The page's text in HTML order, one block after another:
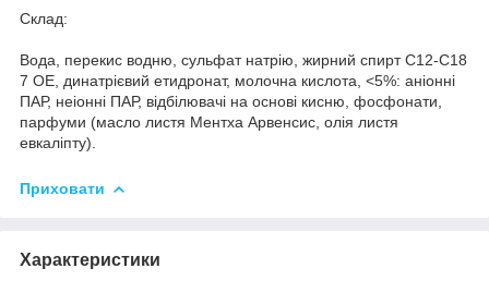
Склад:
Вода, перекис водню, сульфат натрію, жирний спирт C12-C18
7 OE, динатрієвий етидронат, молочна кислота, <5%: аніонні
ПАР, неіонні ПАР, відбілювачі на основі кисню, фосфонати,
парфуми (масло листя Ментха Арвенсис, олія листя
евкаліпту).
Приховати
Характеристики